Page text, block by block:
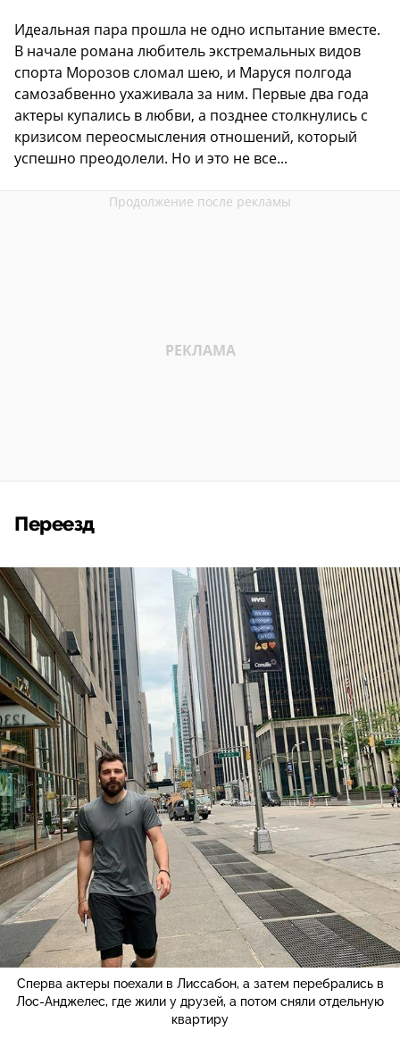
Идеальная пара прошла не одно испытание вместе.
В начале романа любитель экстремальных видов
спорта Морозов сломал шею, и Маруся полгода
самозабвенно ухаживала за ним. Первые два года
актеры купались в любви, а позднее столкнулись с
кризисом переосмысления отношений, который
успешно преодолели. Но и это не все...
Переезд
Сперва актеры поехали в Лиссабон, а затем перебрались в
Лос-Анджелес, где жили у друзей, а потом сняли отдельную
квартиру